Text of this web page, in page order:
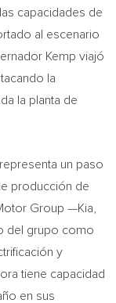
capacidades de
al escenario
Kemp viajó
la
la planta de
un paso
producción de
Group —Kia,
del grupo como
y
tiene capacidad
en sus